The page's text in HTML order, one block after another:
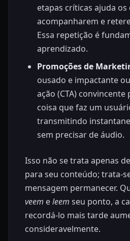
etapas críticas ajuda os
acompanharem e
Essa repetição é
aprendizado.
Promoções de
ousado e impactante
ação (CTA) convincente
coisa que faz um
transmitindo
sem precisar de áudio.
Isso não se trata apenas
para seu conteúdo; trata-
mensagem permanecer.
veem eleem seu ponto, a
recordá-lo mais tarde
consideravelmente.